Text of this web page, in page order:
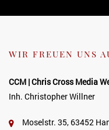
WIR FREUEN UNS
CCM | Chris Cross Media
Inh. Christopher Willner
Moselstr. 35, 63452